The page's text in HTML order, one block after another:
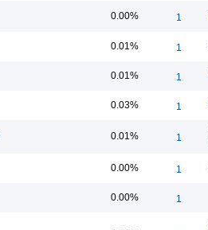
0.00% 1
0.01% 1
0.01% 1
0.03% 1
0.01% 1
0.00% 1
0.00% 1